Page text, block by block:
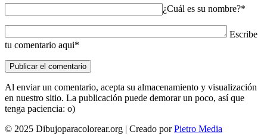
¿Cuál es su nombre?*
Escribe
tu comentario aqui*
Al enviar un comentario, acepta su almacenamiento y visualización
en nuestro sitio. La publicación puede demorar un poco, así que
tenga paciencia: o)
© 2025 Dibujoparacolorear.org | Creado porPietro Media